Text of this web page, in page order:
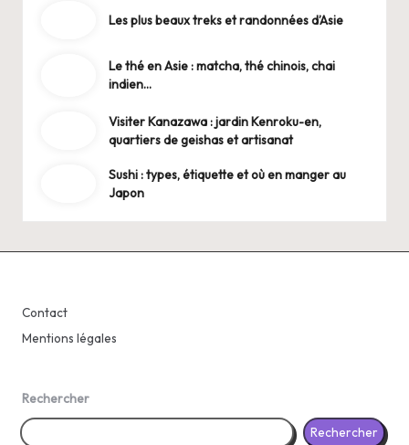
Les plus beaux treks et randonnées d’Asie
Le thé en Asie : matcha, thé chinois, chai
indien…
Visiter Kanazawa : jardin Kenroku-en,
quartiers de geishas et artisanat
Sushi : types, étiquette et où en manger au
Japon
Contact
Mentions légales
Rechercher
Rechercher